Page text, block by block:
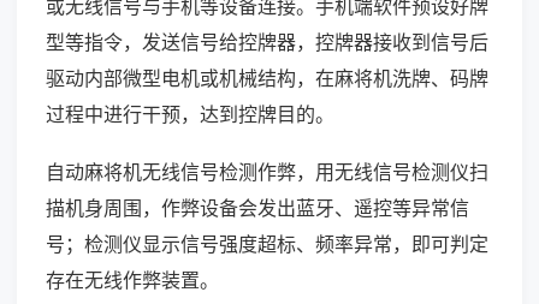
或无线信号与手机等设备连接。手机端软件预设好牌
型等指令，发送信号给控牌器，控牌器接收到信号后
驱动内部微型电机或机械结构，在麻将机洗牌、码牌
过程中进行干预，达到控牌目的。
自动麻将机无线信号检测作弊，用无线信号检测仪扫
描机身周围，作弊设备会发出蓝牙、遥控等异常信
号；检测仪显示信号强度超标、频率异常，即可判定
存在无线作弊装置。